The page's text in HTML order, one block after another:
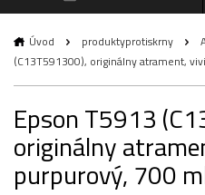
Úvod produktyprotiskrny
(C13T591300), originálny atrament,
Epson T5913
originálny
purpurový, 700